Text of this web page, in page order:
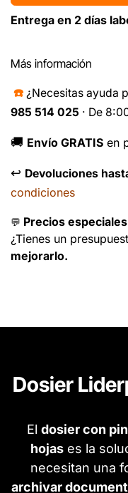
Entrega en 2 días
Más información
☎️ ¿Necesitas ayuda
985 514 025 · De
🚚 Envío GRATIS en
↩️ Devoluciones
condiciones
💬 Precios
¿Tienes un
mejorarlo.
Dosier
El dosier con
hojases la
necesitan una
archivar